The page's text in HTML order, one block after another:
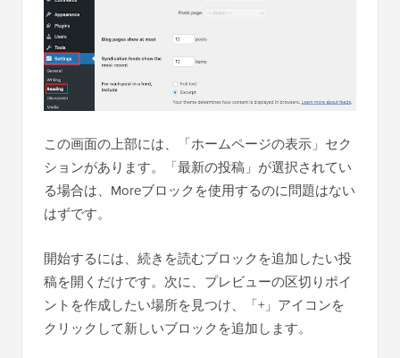
この画面の上部には、「ホームページの表示」セク
ションがあります。「最新の投稿」が選択されてい
る場合は、Moreブロックを使用するのに問題はない
はずです。
開始するには、続きを読むブロックを追加したい投
稿を開くだけです。次に、プレビューの区切りポイ
ントを作成したい場所を見つけ、「+」アイコンを
クリックして新しいブロックを追加します。